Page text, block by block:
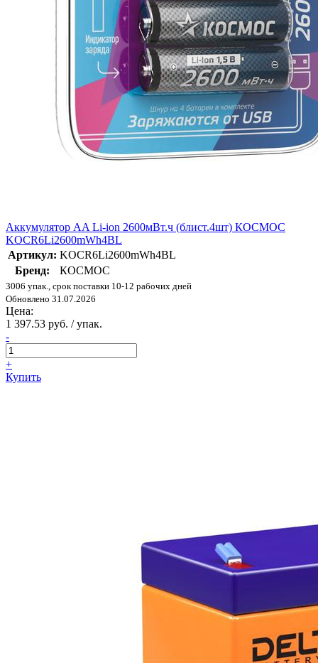
Аккумулятор AA Li-ion 2600мВт.ч (блист.4шт) КОСМОС
KOCR6Li2600mWh4BL
Артикул: KOCR6Li2600mWh4BL
Бренд:
КОСМОС
3006 упак., срок поставки 10-12 рабочих дней
Обновлено 31.07.2026
Цена:
1 397.53 руб. / упак.
-
+
Купить